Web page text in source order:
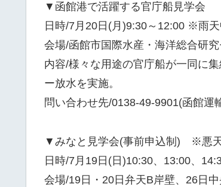
▼函館港で活躍する官庁船見学会
日時/7月20日(月)9:30～12:00 ※雨
会場/函館市国際水産・海洋総合研
内容/様々な用途の官庁船が一同に
ー放水を実施。
問い合わせ先/0138-49-9901(函館運
▼みなと見学会(事前申込制) ※悪
日時/7月19日(日)10:30、13:00、
会場/19日・20日弁天B岸壁、26日